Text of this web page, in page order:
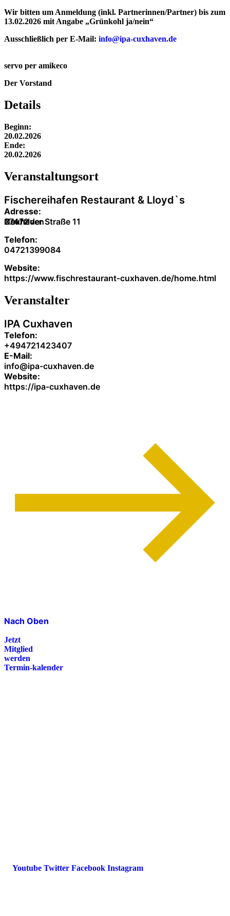
Wir bitten um Anmeldung (inkl. Partnerinnen/Partner) bis zum
13.02.2026 mit Angabe „Grünkohl ja/nein“
Ausschließlich per E-Mail: info@ipa-cuxhaven.de
servo per amikeco
Der Vorstand
Details
Beginn:
20.02.2026
Ende:
20.02.2026
Veranstaltung­sort
Fischereihafen Restaurant & Lloyd`s
Adresse:
Neufelder Straße 11
27472
Cuxhaven
Telefon:
04721399084
Website:
https://www.fischrestaurant-cuxhaven.de/home.html
Veranstalter
IPA Cuxhaven
Telefon:
+494721423407
E-Mail:
info@ipa-cuxhaven.de
Website:
https://ipa-cuxhaven.de
Nach Oben
Jetzt
Mitglied
werden
Termin-kalender
Youtube Twitter Facebook Instagram